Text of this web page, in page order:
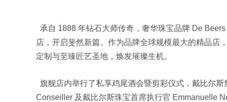
承自 1888 年钻石大师传奇，奢华珠宝品牌 De
店，开启斐然新篇。作为品牌全球规模最大的精品店
定制与至臻匠艺圣地，焕发璀璨生机。
旗舰店内举行了私享鸡尾酒会暨剪彩仪式，戴比尔
Conseiller 及戴比尔斯珠宝首席执行官 Emmanuelle